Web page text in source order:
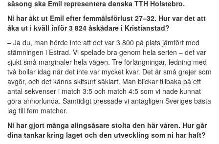
säsong ska Emil representera danska TTH Holstebro.
Ni har åkt ut Emil efter femmålsförlust 27–32. Hur var det att
åka ut i kväll inför 3 824 åskådare i Kristianstad?
– Ja du, man hörde inte att det var 3 800 på plats jämfört med
stämningen i Estrad. Vi spelade bra genom hela serien – det var
sjukt små marginaler hela vägen. Tre förlängningar, ledning med
två bollar idag när det inte var mycket kvar. Det är små grejer som
avgör, och det känns skitsurt såklart. Man blickar tillbaka på ett
antal sekvenser i match 3:5 och match 4:5 som vi hade kunnat
göra annorlunda. Samtidigt pressade vi antagligen Sveriges bästa
lag till fem matcher.
Ni har gjort många alingsåsare stolta den här våren. Hur går
dina tankar kring laget och den utveckling som ni har haft?